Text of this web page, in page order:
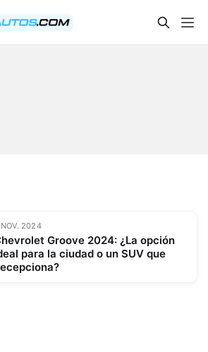
2024
Groove 2024: ¿La opción
para la ciudad o un SUV que